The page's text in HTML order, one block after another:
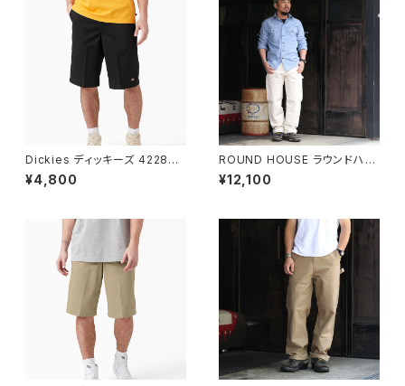
Dickies ディッキーズ 42283
ブラック ルーズフィット フロント
ワークショーツ 13inch
¥4,800
ROUND HOUSE ラウンドハウ
ス #1101 パンツ ストレート ペイ
ンター ダンガリー ナチュラル
¥12,100